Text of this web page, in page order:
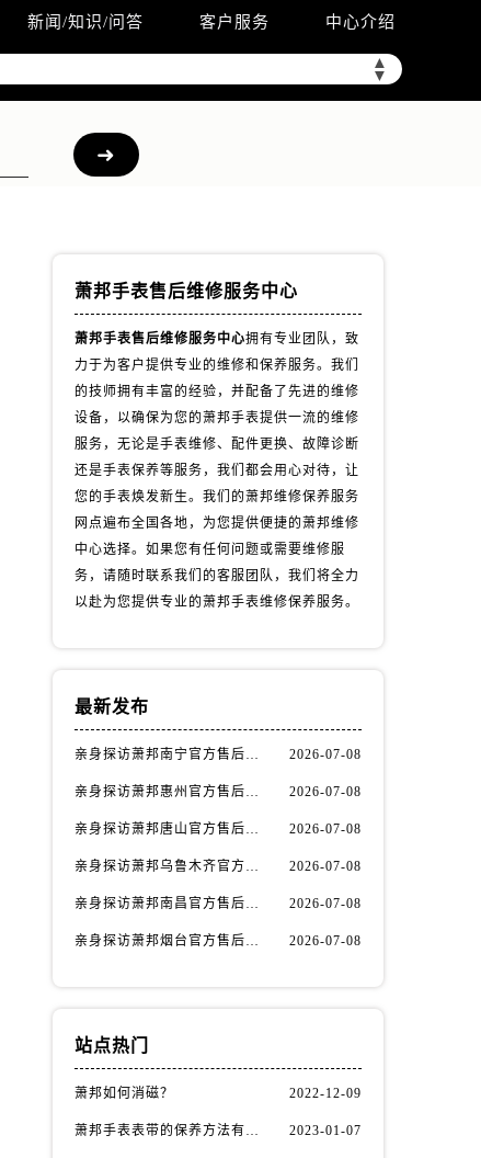
新闻/知识/问答 客户服务 中心介绍
▲
▼
萧邦手表售后维修服务中心
萧邦手表售后维修服务中心拥有专业团队，致
力于为客户提供专业的维修和保养服务。我们
的技师拥有丰富的经验，并配备了先进的维修
设备，以确保为您的萧邦手表提供一流的维修
服务，无论是手表维修、配件更换、故障诊断
还是手表保养等服务，我们都会用心对待，让
您的手表焕发新生。我们的萧邦维修保养服务
网点遍布全国各地，为您提供便捷的萧邦维修
中心选择。如果您有任何问题或需要维修服
务，请随时联系我们的客服团队，我们将全力
以赴为您提供专业的萧邦手表维修保养服务。
最新发布
亲身探访萧邦南宁官方售后服务中心｜网点地址与电话（2026年7月最新） 2026-07-08
亲身探访萧邦惠州官方售后服务中心｜网点地址及热线（2026年7月最新） 2026-07-08
亲身探访萧邦唐山官方售后服务中心｜全新地址及服务热线（2026年7月最新） 2026-07-08
亲身探访萧邦乌鲁木齐官方售后服务中心｜网点地址与服务热线（2026年7月最新） 2026-07-08
亲身探访萧邦南昌官方售后服务中心｜详细地址及客服热线（2026年7月最新） 2026-07-08
亲身探访萧邦烟台官方售后服务中心｜全新官方服务电话与地址（2026年7月最新） 2026-07-08
站点热门
萧邦如何消磁？ 2022-12-09
萧邦手表表带的保养方法有哪些？ 2023-01-07